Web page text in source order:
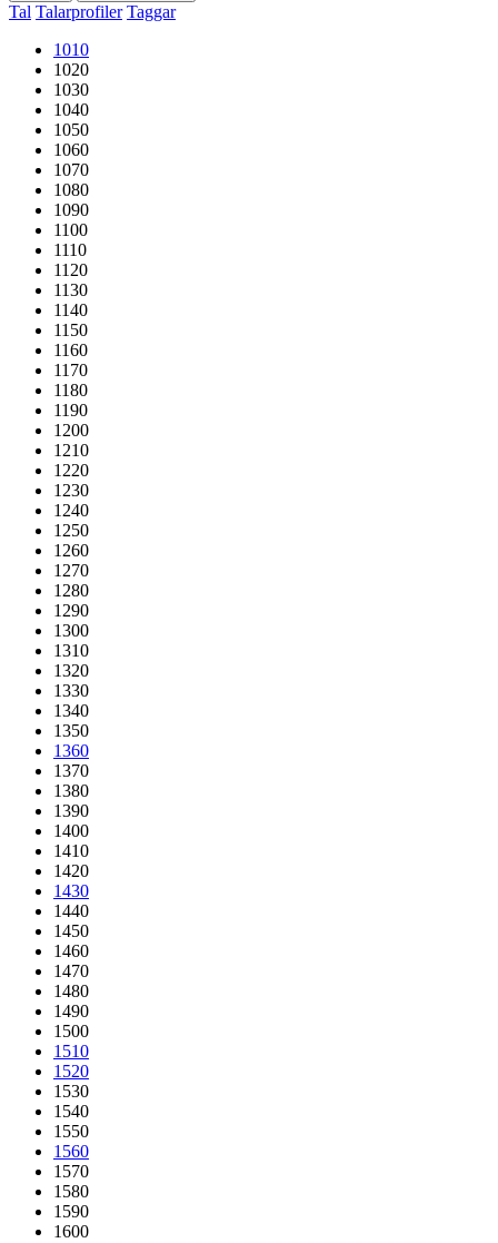
Tal Talarprofiler Taggar
1010
1020
1030
1040
1050
1060
1070
1080
1090
1100
1110
1120
1130
1140
1150
1160
1170
1180
1190
1200
1210
1220
1230
1240
1250
1260
1270
1280
1290
1300
1310
1320
1330
1340
1350
1360
1370
1380
1390
1400
1410
1420
1430
1440
1450
1460
1470
1480
1490
1500
1510
1520
1530
1540
1550
1560
1570
1580
1590
1600